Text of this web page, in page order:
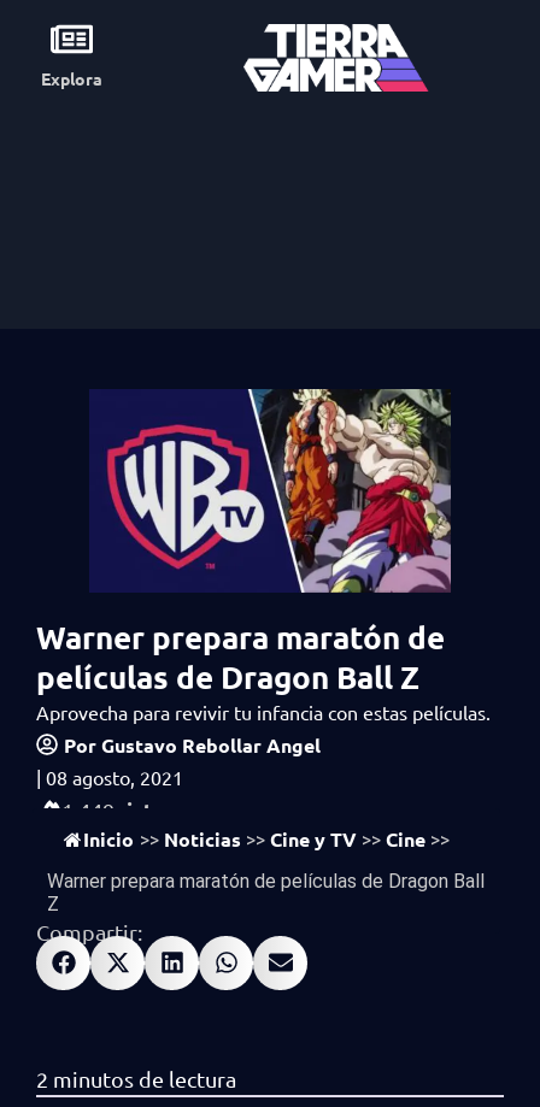
Explora
Warner prepara maratón de
películas de Dragon Ball Z
Aprovecha para revivir tu infancia con estas películas.
PorGustavo Rebollar Angel
| 08 agosto, 2021
1,449 vistas
Inicio >> Noticias >> Cine y TV >> Cine >>
Warner prepara maratón de películas de Dragon Ball
Z
Compartir: